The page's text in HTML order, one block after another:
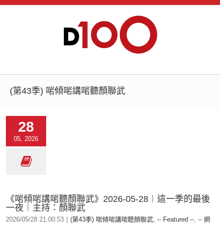
(第43季) 啱傾啱講啱聽顏聯武
28
05, 2026
《啱傾啱講啱聽顏聯武》2026-05-28︱這一季的最後
一夜︱主持：顏聯武
2026/05/28 21:00:53 (第43季) 啱傾啱講啱聽顏聯武, -- Featured --, -- 網